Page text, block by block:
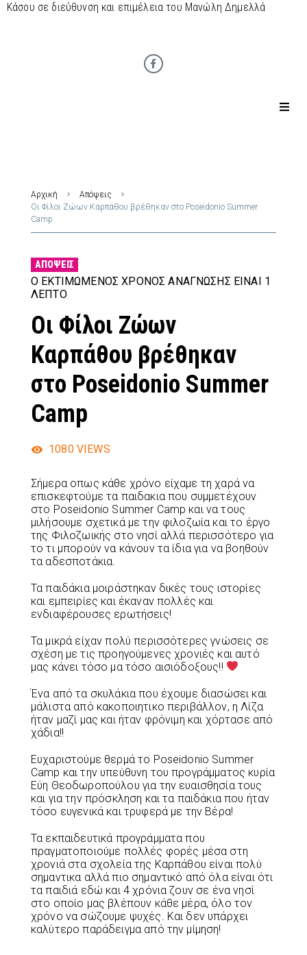
Κάσου σε διεύθυνση και επιμέλεια του Μανώλη Δημελλά
Αρχική
Απόψεις
Οι Φίλοι Ζώων Καρπάθου βρέθηκαν στο Poseidonio Summer
Camp
ΑΠΌΨΕΙΣ
Ο ΕΚΤΙΜΏΜΕΝΟΣ ΧΡΌΝΟΣ ΑΝΆΓΝΩΣΗΣ ΕΊΝΑΙ 1
ΛΕΠΤΌ
Οι Φίλοι Ζώων
Καρπάθου βρέθηκαν
στο Poseidonio Summer
Camp
1080 VIEWS
Σήμερα οπως κάθε χρόνο είχαμε τη χαρά να
επισκεφτούμε τα παιδακια που συμμετέχουν
στο Poseidonio Summer Camp και να τους
μιλήσουμε σχετικά με την φιλοζωία και το έργο
της Φιλοζωικής στο νησί αλλά περισσότερο για
το τι μπορούν να κάνουν τα ίδια για να βοηθούν
τα αδεσποτάκια.
Τα παιδάκια μοιράστηκαν δικές τους ιστορίες
και εμπειρίες και έκαναν πολλές και
ενδιαφέρουσες ερωτήσεις!
Τα μικρά είχαν πολύ περισσότερες γνώσεις σε
σχέση με τις προηγούμενες χρονιές και αυτό
μας κάνει τόσο μα τόσο αισιόδοξους!!
Ένα από τα σκυλάκια που έχουμε διασώσει και
μάλιστα από κακοποιητικο περιβάλλον, η Λίζα
ήταν μαζί μας και ήταν φρόνιμη και χόρτασε από
χάδια!!
Ευχαριστούμε θερμά το Poseidonio Summer
Camp και την υπεύθυνη του προγράμματος κυρία
Εύη Θεοδωροπούλου για την ευαισθησία τους
και για την πρόσκληση και τα παιδάκια που ήταν
τόσο ευγενικά και τρυφερά με την Βέρα!
Τα εκπαιδευτικά προγράμματα που
πραγματοποιούμε πολλές φορές μέσα στη
χρονιά στα σχολεία της Καρπάθου είναι πολύ
σημαντικα αλλά πιο σημαντικό από όλα είναι ότι
τα παιδιά εδώ και 4 χρόνια ζουν σε ένα νησί
στο οποίο μας βλέπουν κάθε μέρα, όλο τον
χρόνο να σώζουμε ψυχές. Και δεν υπάρχει
καλύτερο παράδειγμα από την μίμηση!